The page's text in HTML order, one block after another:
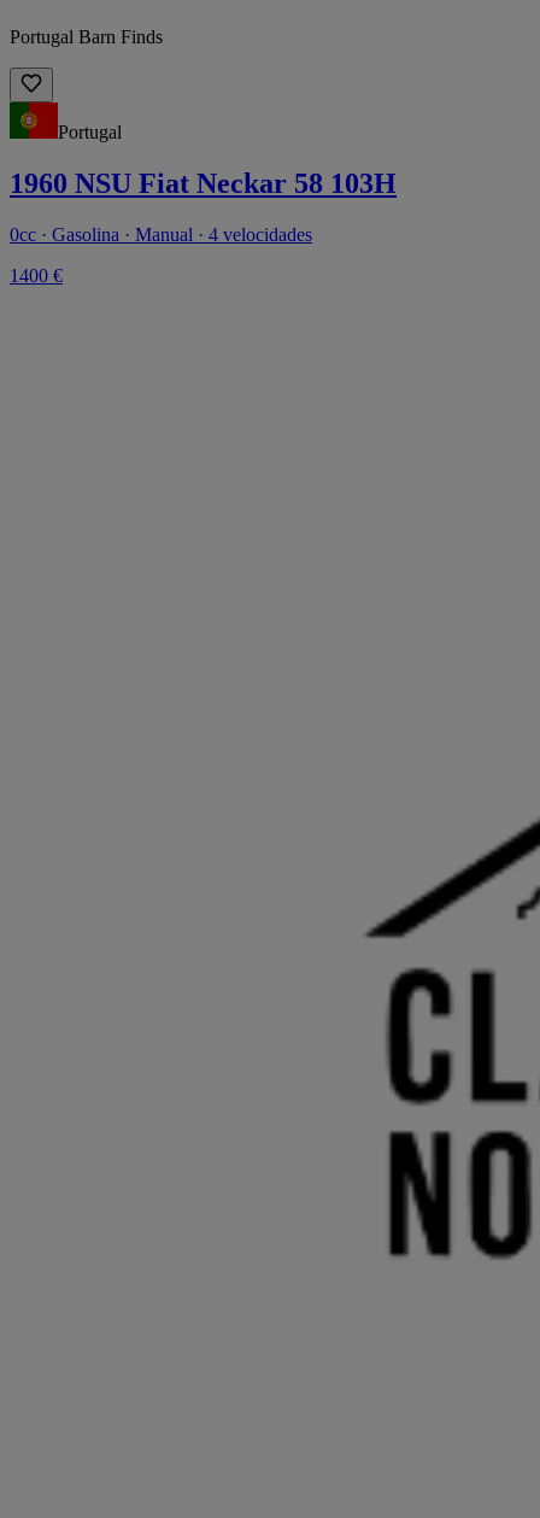
Portugal Barn Finds
Portugal
1960 NSU Fiat Neckar 58 103H
0cc · Gasolina · Manual · 4 velocidades
1400 €